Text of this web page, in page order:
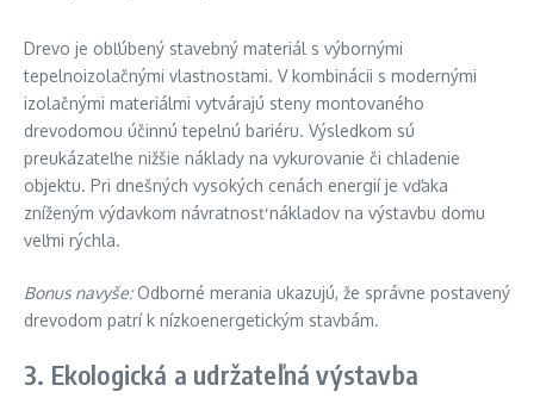
Drevo je obľúbený stavebný materiál s výbornými
tepelnoizolačnými vlastnosťami. V kombinácii s modernými
izolačnými materiálmi vytvárajú steny montovaného
drevodomou účinnú tepelnú bariéru. Výsledkom sú
preukázateľne nižšie náklady na vykurovanie či chladenie
objektu. Pri dnešných vysokých cenách energií je vďaka
zníženým výdavkom návratnosť nákladov na výstavbu domu
veľmi rýchla.
Bonus navyše:Odborné merania ukazujú, že správne postavený
drevodom patrí k nízkoenergetickým stavbám.
3. Ekologická a udržateľná výstavba